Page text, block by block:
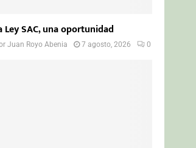
Ley SAC, una oportunidad
Juan Royo Abenia 7 agosto, 2026 0